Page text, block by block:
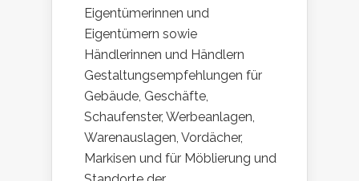
Eigentümerinnen und
Eigentümern sowie
Händlerinnen und Händlern
Gestaltungsempfehlungen für
Gebäude, Geschäfte,
Schaufenster, Werbeanlagen,
Warenauslagen, Vordächer,
Markisen und für Möblierung und